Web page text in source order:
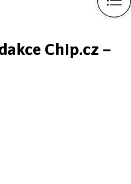
Chip.cz –